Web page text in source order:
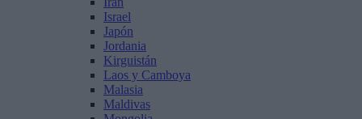
Israel
Japón
Jordania
Kirguistán
Laos y Camboya
Malasia
Maldivas